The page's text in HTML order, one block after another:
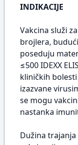
INDIKACIJE
Vakcina služi
brojlera,
poseduju
≤500 IDEXX
kliničkih
izazvane
se mogu
nastanka
Dužina